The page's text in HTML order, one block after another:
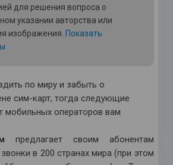
для решения вопроса о
указании авторства или
изображения. Показать
по миру и забыть о
сим-карт, тогда следующие
мобильных операторов вам
предлагает своим абонентам
в 200 странах мира (при этом